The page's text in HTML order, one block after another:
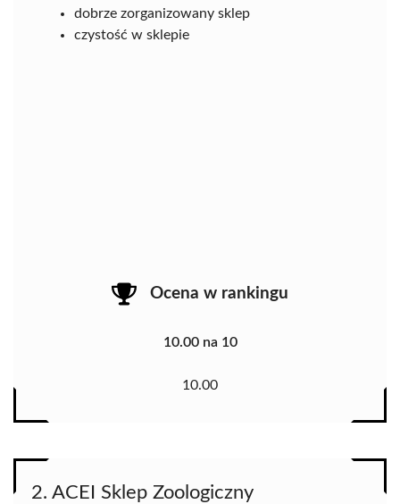
dobrze zorganizowany sklep
czystość w sklepie
Ocena w rankingu
10.00 na 10
10.00
2. ACEI Sklep Zoologiczny